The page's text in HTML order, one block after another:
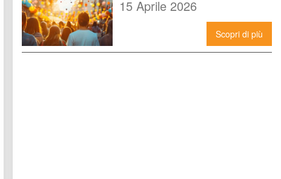
VIVERLI AL MASSIMO
15 Aprile 2026
Scopri di più